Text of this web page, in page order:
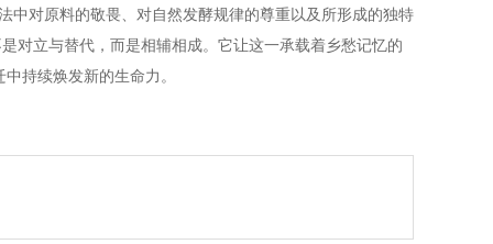
对原料的敬畏、对自然发酵规律的尊重以及所形成的独特
对立与替代，而是相辅相成。它让这一承载着乡愁记忆的
持续焕发新的生命力。